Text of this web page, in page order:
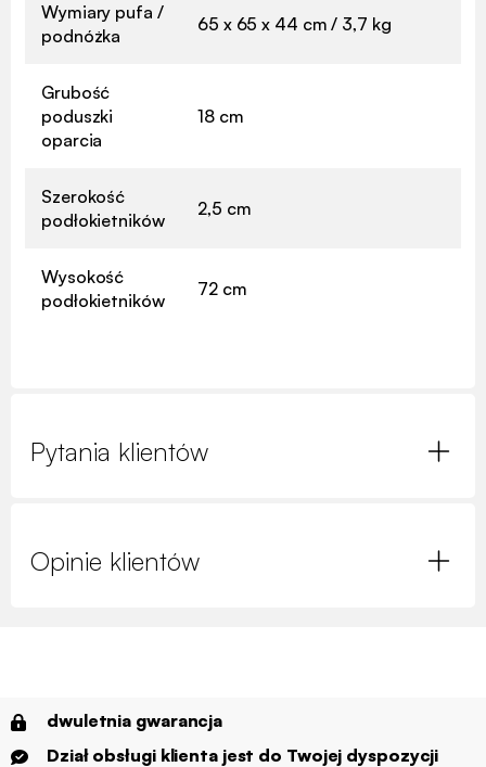
Wymiary pufa /
podnóżka
65 x 65 x 44 cm / 3,7 kg
Grubość
poduszki
oparcia
18 cm
Szerokość
podłokietników
2,5 cm
Wysokość
podłokietników
72 cm
Pytania klientów
Opinie klientów
dwuletnia gwarancja
Dział obsługi klienta jest do Twojej dyspozycji